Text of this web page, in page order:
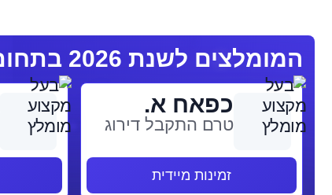
המומלצים לשנת 2026 בתחום שמאי רכב
כפאח א.
טרם התקבל דירוג
זמינות מיידית